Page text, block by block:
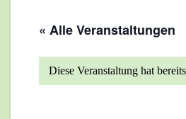
« Alle Veranstaltungen
Diese Veranstaltung hat